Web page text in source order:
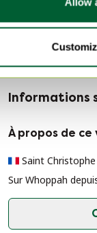
Informations
À propos de ce
Saint
Sur Whoppah